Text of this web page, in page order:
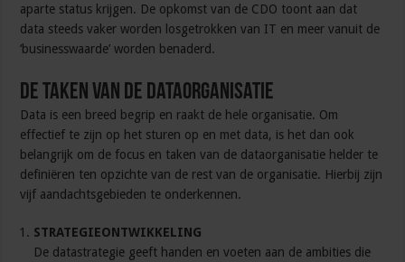
aparte status krijgen. De opkomst van de CDO toont aan dat
data steeds vaker worden losgetrokken van IT en meer vanuit de
‘businesswaarde’ worden benaderd.
De taken van de dataorganisatie
Data is een breed begrip en raakt de hele organisatie. Om
effectief te zijn op het sturen op en met data, is het dan ook
belangrijk om de focus en taken van de dataorganisatie helder te
definiëren ten opzichte van de rest van de organisatie. Hierbij zijn
vijf aandachtsgebieden te onderkennen.
STRATEGIEONTWIKKELING
De datastrategie geeft handen en voeten aan de ambities die